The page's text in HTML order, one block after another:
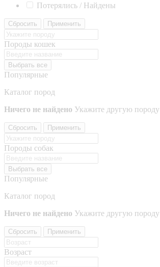
Потерялись / Найдены
Сбросить Применить
Породы кошек
Выбрать все
Популярные
Каталог пород
Ничего не найдено Укажите другую породу
Сбросить Применить
Породы собак
Выбрать все
Популярные
Каталог пород
Ничего не найдено Укажите другую породу
Сбросить Применить
Возраст